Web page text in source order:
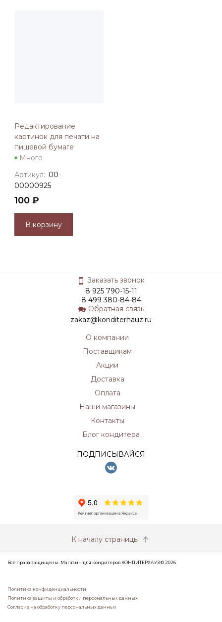
Редактирование
картинок для печати на
пищевой бумаге
Много
Артикул: 00-
00000925
100 ₽
В корзину
Заказать звонок
8 925 790-15-11
8 499 380-84-84
Обратная связь
zakaz@konditerhauz.ru
О компании
Поставщикам
Акции
Доставка
Оплата
Наши магазины
Контакты
Блог кондитера
ПОДПИСЫВАЙСЯ
К началу страницы
Все права защищены. Магазин для кондитеров КОНДИТЕРХАУЗ © 2026
Политика конфиденциальности
Политика защиты и обработки персональных данных
Согласие на обработку персональных данных